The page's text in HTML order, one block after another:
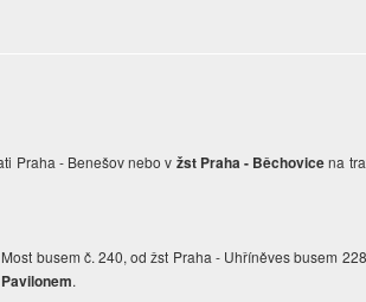
Praha - Benešov nebo v žst Praha - Běchovicena
busem č. 240, od žst Praha - Uhříněves busem
.